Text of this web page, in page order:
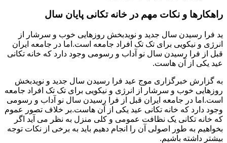
راهکارها و نکات مهم در خانه تکانی پایان سال
ید فرا رسیدن سال جدید و نویدبخش روزهایی خوب و سرشار از
انرژی و نیکویی برای تک تک افراد جامعه است.اما در جامعه ایران
قبل از فرا رسیدن سال نو آداب و رسومی وجود دارد که خانه تکانی
عید یکی از آن هاست.
به گزارش خبرگزاری موج عید فرا رسیدن سال جدید و نویدبخش
روزهایی خوب و سرشار از انرژی و نیکویی برای تک تک افراد جامعه
است.اما در جامعه ایران قبل از فرا رسیدن سال نو آداب و رسومی
وجود دارد که خانه تکانی عید یکی از آن هاست.بر خلاف تصور عموم
که خانه تکانی یک نظافت عمومی و کلی منزل به نظر می آید اگر
بخواهیم به طور اصولی آن را انجام دهیم باید به برخی از نکات توجه
بیشتر داشته باشیم.